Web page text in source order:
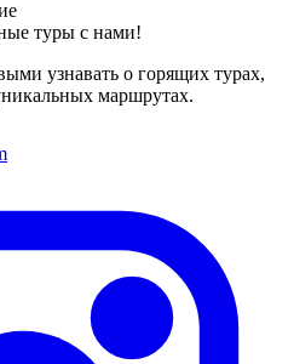
туры с нами!
узнавать о горящих турах,
маршрутах.